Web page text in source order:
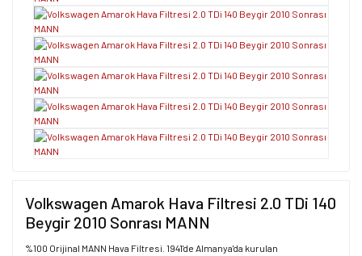
Volkswagen Amarok Hava Filtresi 2.0 TDi 140
Beygir 2010 Sonrası MANN
%100 Orijinal MANN Hava Filtresi. 1941'de Almanya'da kurulan